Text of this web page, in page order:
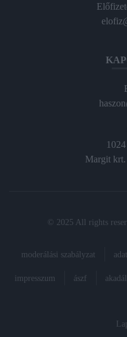
Margit
© 2025 All rights
moderálási szabályzat
impresszum ászf